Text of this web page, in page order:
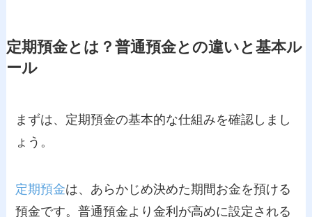
定期預金とは？普通預金との違いと基本ル
ール
まずは、定期預金の基本的な仕組みを確認しまし
ょう。
定期預金は、あらかじめ決めた期間お金を預ける
預金です。普通預金より金利が高めに設定される